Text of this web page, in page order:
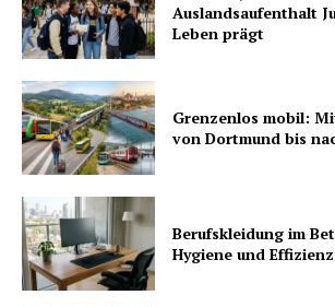
Auslandsaufenthalt
Leben prägt
Grenzenlos mobil:
von Dortmund bis
Berufskleidung im
Hygiene und Effizienz